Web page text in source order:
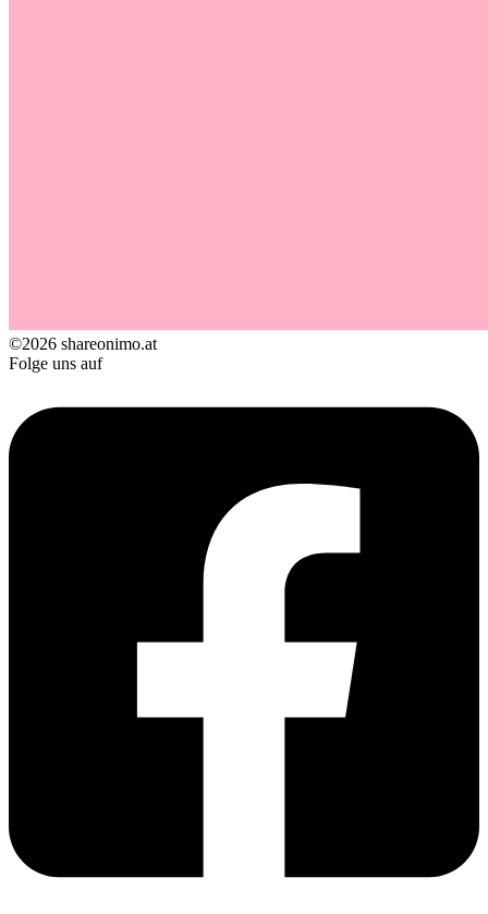
©2026 shareonimo.at
Folge uns auf